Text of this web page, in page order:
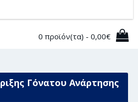
0 προϊόν(τα) - 0,00€
Γόνατου Ανάρτησης